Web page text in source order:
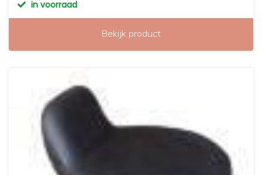
in voorraad
Bekijk product